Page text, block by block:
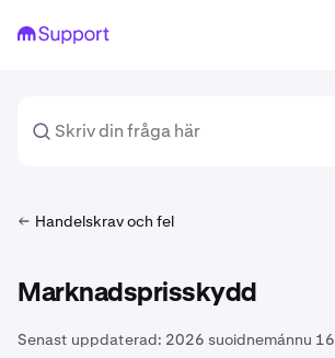
Handelskrav och fel
Marknadsprisskydd
Senast uppdaterad: 2026 suoidnemánnu 16